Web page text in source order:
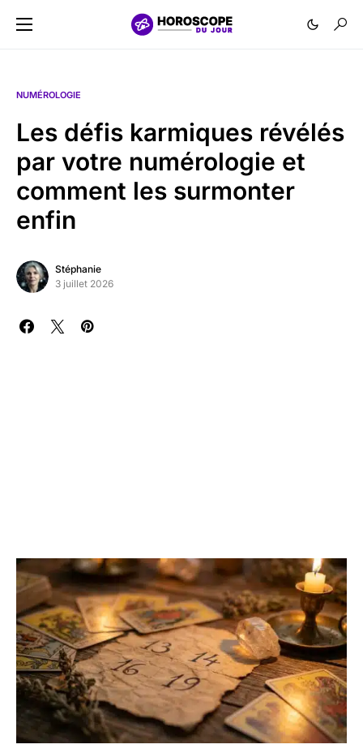
NUMÉROLOGIE
Les défis karmiques révélés
par votre numérologie et
comment les surmonter
enfin
Stéphanie
3 juillet 2026